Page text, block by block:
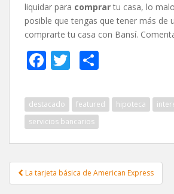
liquidar para comprar tu casa, lo
posible que tengas que tener más de
comprarte tu casa con Bansí.
F
e
b
o
o
k
T
itt
er
m
p
ar
ti
r
destacado featured hipoteca
servicios bancarios
Post navigation
La tarjeta básica de American Express